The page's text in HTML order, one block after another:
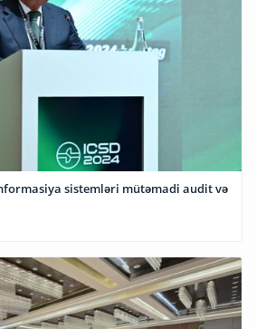
sistemləri mütəmadi audit və